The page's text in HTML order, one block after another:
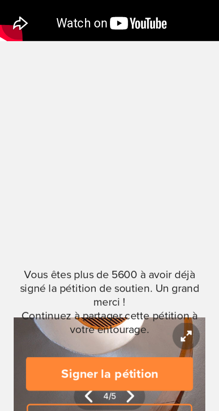
Signer la pétition
Vous êtes plus de 5600 à avoir déjà
signé la pétition de soutien. Un grand
merci !
Continuez à partager cette pétition à
votre entourage.
5/5